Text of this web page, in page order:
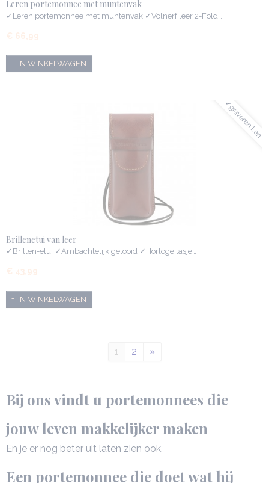
Leren portemonnee met muntenvak
✓Leren portemonnee met muntenvak ✓Volnerf leer 2-Fold…
€ 66,99
IN WINKELWAGEN
✓graveren kan
Brillenetui van leer
✓Brillen-etui ✓Ambachtelijk gelooid ✓Horloge tasje…
€ 43,99
IN WINKELWAGEN
1 2 »
Bij ons vindt u portemonnees die
jouw leven makkelijker maken
En je er nog beter uit laten zien ook.
Een portemonnee die doet wat hij